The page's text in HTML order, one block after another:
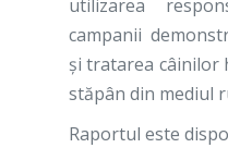
utilizarea
campanii
şi tratarea câinilor
stăpân din mediul
Raportul este